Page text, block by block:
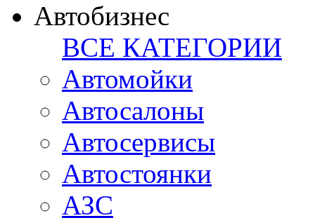
Автобизнес
ВСЕ КАТЕГОРИИ
Автомойки
Автосалоны
Автосервисы
Автостоянки
АЗС